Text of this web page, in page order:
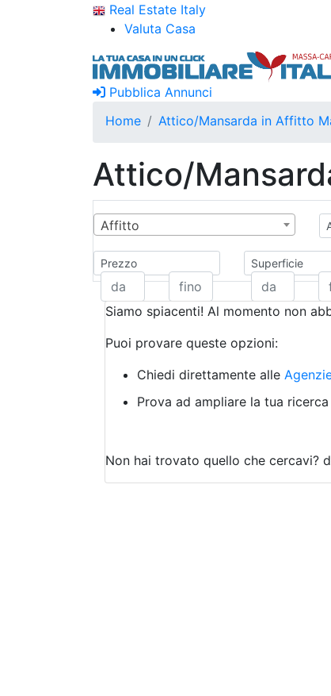
Real Estate Italy
Valuta Casa
Pubblica Annunci
Home
Attico/Mansarda in Affitto
Attico/
Affitto
Prezzo Superficie
Siamo spiacenti! Al momento non
Puoi provare queste opzioni:
Chiedi direttamente alle
Prova ad ampliare la tua
Non hai trovato quello che cercavi?